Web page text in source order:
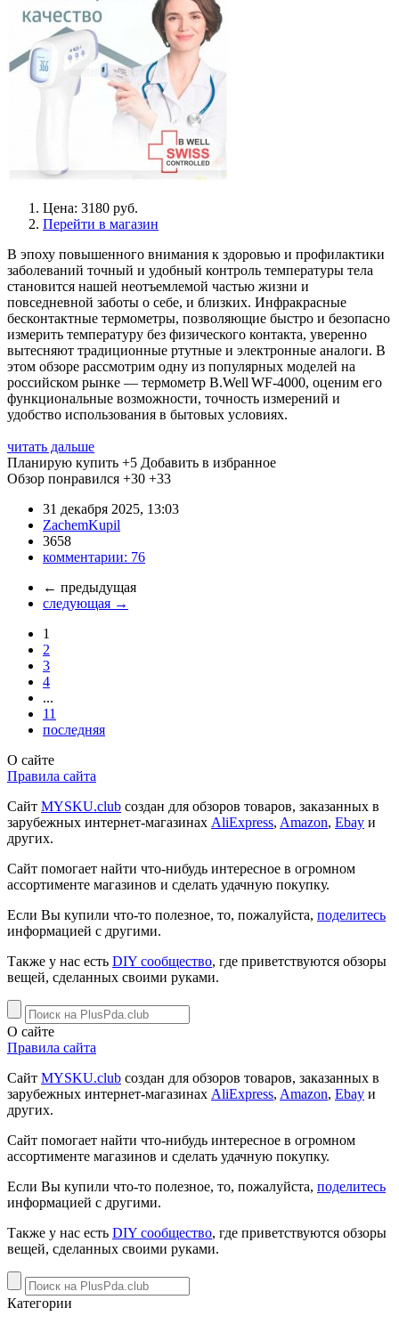
Цена: 3180 руб.
Перейти в магазин
В эпоху повышенного внимания к здоровью и профилактики
заболеваний точный и удобный контроль температуры тела
становится нашей неотъемлемой частью жизни и
повседневной заботы о себе, и близких. Инфракрасные
бесконтактные термометры, позволяющие быстро и безопасно
измерить температуру без физического контакта, уверенно
вытесняют традиционные ртутные и электронные аналоги. В
этом обзоре рассмотрим одну из популярных моделей на
российском рынке — термометр B.Well WF‑4000, оценим его
функциональные возможности, точность измерений и
удобство использования в бытовых условиях.
читать дальше
Планирую купить +5 Добавить в избранное
Обзор понравился +30 +33
31 декабря 2025, 13:03
ZachemKupil
3658
комментарии: 76
← предыдущая
следующая →
1
2
3
4
...
11
последняя
О сайте
Правила сайта
Сайт MYSKU.club cоздан для обзоров товаров, заказанных в
зарубежных интернет-магазинах AliExpress, Amazon, Ebay и
других.
Сайт помогает найти что-нибудь интересное в огромном
ассортименте магазинов и сделать удачную покупку.
Если Вы купили что-то полезное, то, пожалуйста, поделитесь
информацией с другими.
Также у нас есть DIY сообщество, где приветствуются обзоры
вещей, сделанных своими руками.
О сайте
Правила сайта
Сайт MYSKU.club cоздан для обзоров товаров, заказанных в
зарубежных интернет-магазинах AliExpress, Amazon, Ebay и
других.
Сайт помогает найти что-нибудь интересное в огромном
ассортименте магазинов и сделать удачную покупку.
Если Вы купили что-то полезное, то, пожалуйста, поделитесь
информацией с другими.
Также у нас есть DIY сообщество, где приветствуются обзоры
вещей, сделанных своими руками.
Категории